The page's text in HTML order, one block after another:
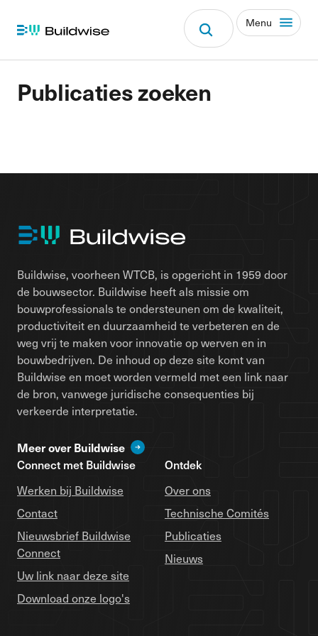
Menu
Publicaties zoeken
Buildwise, voorheen WTCB, is opgericht in 1959 door
de bouwsector. Buildwise heeft als missie om
bouwprofessionals te ondersteunen om de kwaliteit,
productiviteit en duurzaamheid te verbeteren en de
weg vrij te maken voor innovatie op werven en in
bouwbedrijven. De inhoud op deze site komt van
Buildwise en moet worden vermeld met een link naar
de bron, vanwege juridische consequenties bij
verkeerde interpretatie.
Meer over Buildwise
Connect met Buildwise
Werken bij Buildwise
Contact
Nieuwsbrief Buildwise
Connect
Uw link naar deze site
Download onze logo's
Ontdek
Over ons
Technische Comités
Publicaties
Nieuws